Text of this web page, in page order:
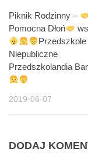
Piknik Rodzinny –
Pomocna Dłoń
Przedszkole
Niepubliczne
Przedszkolandia
2019-06-07
DODAJ